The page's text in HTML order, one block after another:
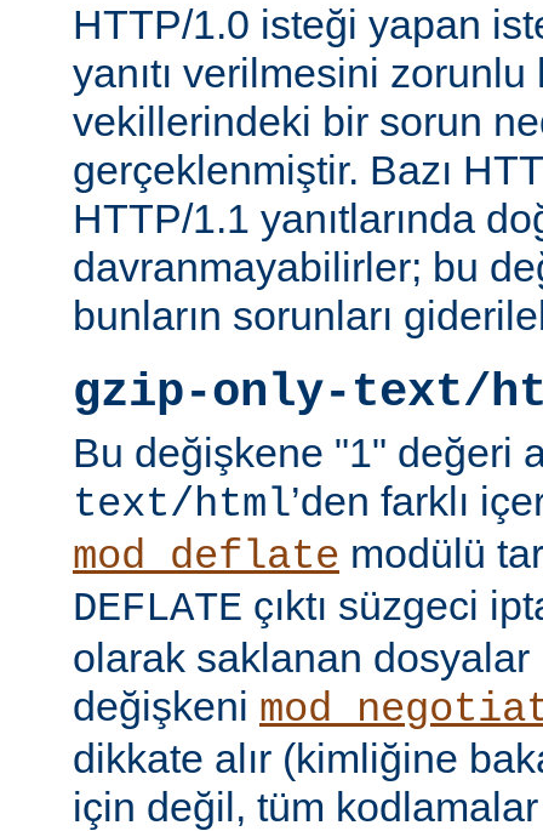
HTTP/1.0 isteği yapan
yanıtı verilmesini zorunlu
vekillerindeki bir sorun
gerçeklenmiştir. Bazı
HTTP/1.1 yanıtlarında
davranmayabilirler; bu
bunların sorunları
gzip-only-text/
Bu değişkene "1" değeri
text/html’den farklı
mod_deflate modülü
DEFLATE çıktı süzgeci
olarak saklanan dosyalar
değişkeni
dikkate alır (kimliğine
için değil, tüm